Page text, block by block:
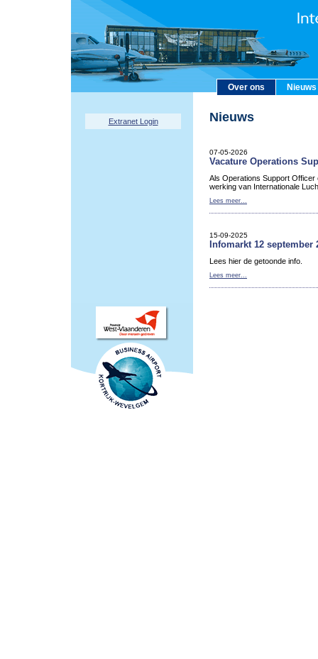
Over ons Nieuws
Extranet Login Nieuws
07-05-2026
Vacature Operations
Als Operations Support Officer
werking van Internationale
Lees meer...
15-09-2025
Infomarkt 12 september
Lees hier de getoonde info.
Lees meer...